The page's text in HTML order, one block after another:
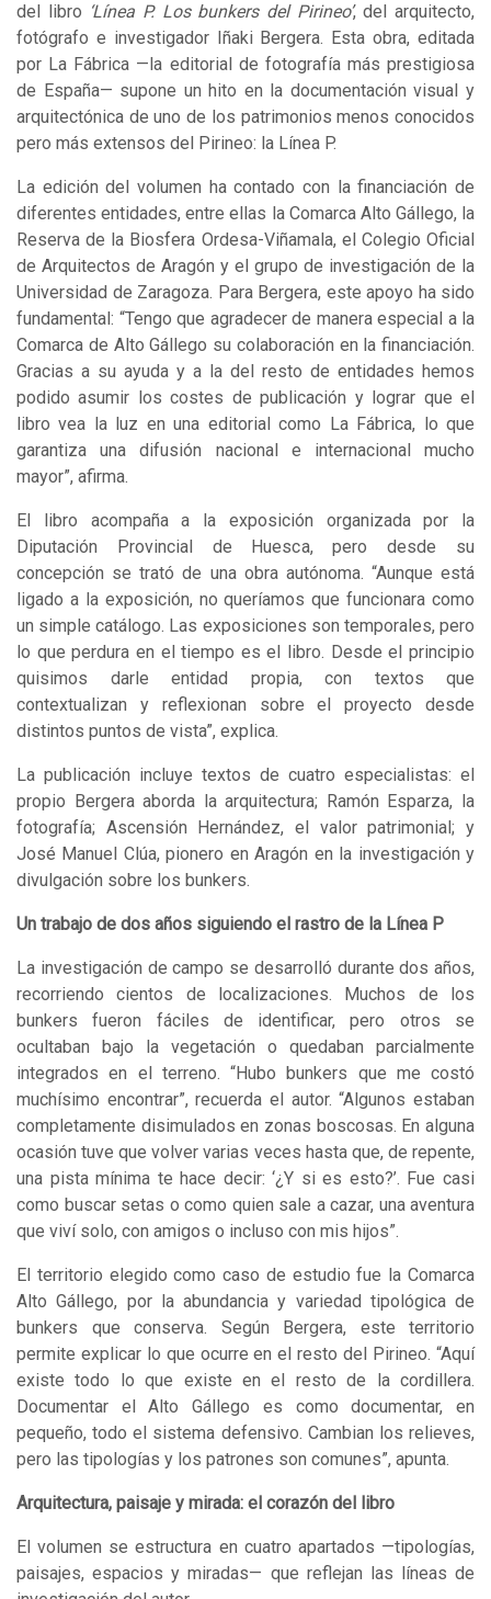
del libro ‘Línea P. Los bunkers del Pirineo’, del arquitecto,
fotógrafo e investigador Iñaki Bergera. Esta obra, editada
por La Fábrica —la editorial de fotografía más prestigiosa
de España— supone un hito en la documentación visual y
arquitectónica de uno de los patrimonios menos conocidos
pero más extensos del Pirineo: la Línea P.
La edición del volumen ha contado con la financiación de
diferentes entidades, entre ellas la Comarca Alto Gállego, la
Reserva de la Biosfera Ordesa-Viñamala, el Colegio Oficial
de Arquitectos de Aragón y el grupo de investigación de la
Universidad de Zaragoza. Para Bergera, este apoyo ha sido
fundamental: “Tengo que agradecer de manera especial a la
Comarca de Alto Gállego su colaboración en la financiación.
Gracias a su ayuda y a la del resto de entidades hemos
podido asumir los costes de publicación y lograr que el
libro vea la luz en una editorial como La Fábrica, lo que
garantiza una difusión nacional e internacional mucho
mayor”, afirma.
El libro acompaña a la exposición organizada por la
Diputación Provincial de Huesca, pero desde su
concepción se trató de una obra autónoma. “Aunque está
ligado a la exposición, no queríamos que funcionara como
un simple catálogo. Las exposiciones son temporales, pero
lo que perdura en el tiempo es el libro. Desde el principio
quisimos darle entidad propia, con textos que
contextualizan y reflexionan sobre el proyecto desde
distintos puntos de vista”, explica.
La publicación incluye textos de cuatro especialistas: el
propio Bergera aborda la arquitectura; Ramón Esparza, la
fotografía; Ascensión Hernández, el valor patrimonial; y
José Manuel Clúa, pionero en Aragón en la investigación y
divulgación sobre los bunkers.
Un trabajo de dos años siguiendo el rastro de la Línea P
La investigación de campo se desarrolló durante dos años,
recorriendo cientos de localizaciones. Muchos de los
bunkers fueron fáciles de identificar, pero otros se
ocultaban bajo la vegetación o quedaban parcialmente
integrados en el terreno. “Hubo bunkers que me costó
muchísimo encontrar”, recuerda el autor. “Algunos estaban
completamente disimulados en zonas boscosas. En alguna
ocasión tuve que volver varias veces hasta que, de repente,
una pista mínima te hace decir: ‘¿Y si es esto?’. Fue casi
como buscar setas o como quien sale a cazar, una aventura
que viví solo, con amigos o incluso con mis hijos”.
El territorio elegido como caso de estudio fue la Comarca
Alto Gállego, por la abundancia y variedad tipológica de
bunkers que conserva. Según Bergera, este territorio
permite explicar lo que ocurre en el resto del Pirineo. “Aquí
existe todo lo que existe en el resto de la cordillera.
Documentar el Alto Gállego es como documentar, en
pequeño, todo el sistema defensivo. Cambian los relieves,
pero las tipologías y los patrones son comunes”, apunta.
Arquitectura, paisaje y mirada: el corazón del libro
El volumen se estructura en cuatro apartados —tipologías,
paisajes, espacios y miradas— que reflejan las líneas de